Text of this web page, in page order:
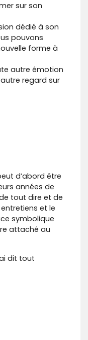
sur son
dédié à son
pouvons
forme à
autre émotion
regard sur
d’abord être
années de
tout dire et de
et le
symbolique
attaché au
dit tout